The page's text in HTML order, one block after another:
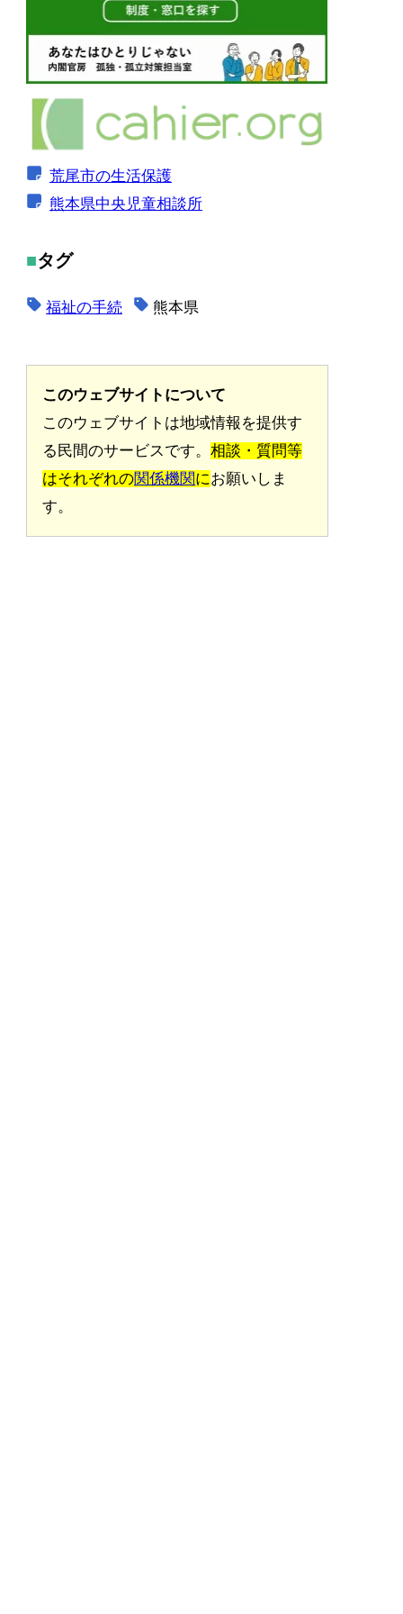
荒尾市の生活保護
熊本県中央児童相談所
タグ
福祉の手続 熊本県
このウェブサイトについて
このウェブサイトは地域情報を提供す
る民間のサービスです。相談・質問等
はそれぞれの関係機関にお願いしま
す。